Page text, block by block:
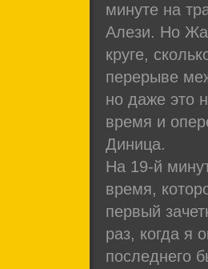
минуте на
Алези. Но
круге,
перерыве
но даже это
время и
Диница.
На 19-й
время,
первый
раз, когда я
последнего